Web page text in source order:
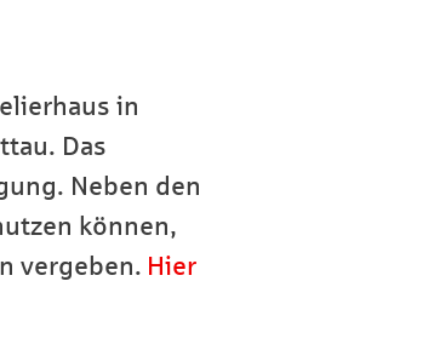
in
Das
Neben den
können,
vergeben. Hier